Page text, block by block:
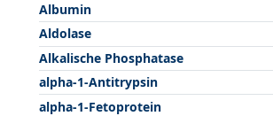
Albumin
Aldolase
Alkalische Phosphatase
alpha-1-Antitrypsin
alpha-1-Fetoprotein